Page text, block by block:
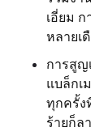
เอี่ยม
หลายเ
การสูญ
แบล็กเ
ทุกครั้ง
ร้ายก็ล